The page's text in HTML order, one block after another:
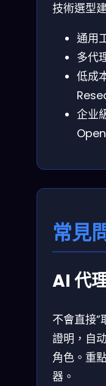
技術選型
通用
多代
低成
企业
常見
AI 代
不會直接”
證明，自
角色。重
器。